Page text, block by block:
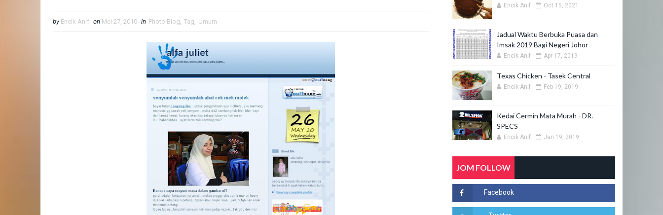
by Encik Anif on Mei 27, 2010 in Photo Blog, Tag, Umum
Encik Anif Oct 15, 2021
Jadual Waktu Berbuka Puasa dan
Imsak 2019 Bagi Negeri Johor
Encik Anif Apr 17, 2019
Texas Chicken - Tasek Central
Encik Anif Feb 19, 2019
Kedai Cermin Mata Murah - DR.
SPECS
Encik Anif Jan 19, 2019
JOM FOLLOW